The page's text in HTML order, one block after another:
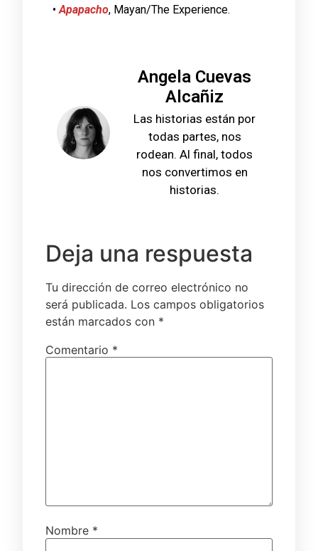
• Apapacho, Mayan/The Experience​​.
Angela Cuevas
Alcañiz
Las historias están por
todas partes, nos
rodean. Al final, todos
nos convertimos en
historias.
Deja una respuesta
Tu dirección de correo electrónico no
será publicada. Los campos obligatorios
están marcados con *
Comentario *
Nombre *